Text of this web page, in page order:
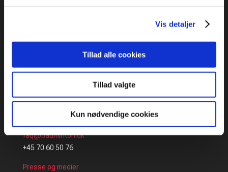
Vis detaljer
Tillad alle cookies
Tillad valgte
Kun nødvendige cookies
Mandag – Torsdag: 09:00 – 16:00
faq@badminton.dk
+45 70 60 50 76
Presse og medier